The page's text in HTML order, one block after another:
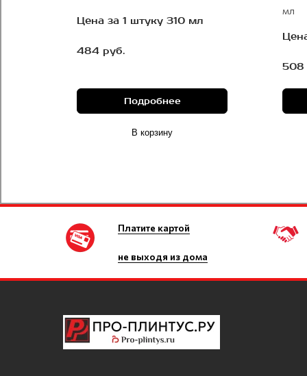
Цена за 1 штуку 310 мл
484 руб.
Подробнее
В корзину
мл
508
Платите картой
не выходя из дома